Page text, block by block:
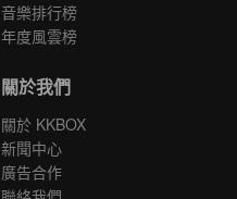
音樂排行榜
年度風雲榜
關於我們
關於 KKBOX
新聞中心
廣告合作